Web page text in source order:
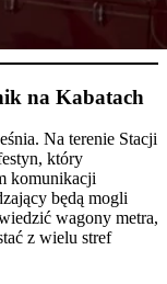
na Kabatach
Na terenie Stacji
który
komunikacji
będą mogli
wagony metra,
z wielu stref